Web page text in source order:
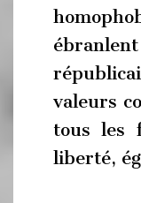
valeurs
tous les
liberté,